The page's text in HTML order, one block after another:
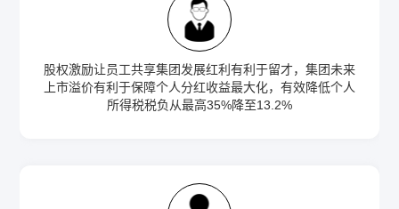
股权激励让员工共享集团发展红利有利于留才，集团未来
上市溢价有利于保障个人分红收益最大化，有效降低个人
所得税税负从最高35%降至13.2%